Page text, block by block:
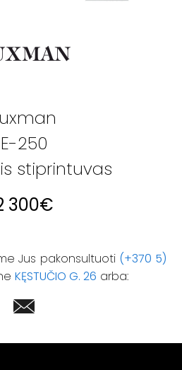
E-250
stiprintuvas
300€
Jus pakonsultuoti (+370 5)
KĘSTUČIO G. 26 arba: